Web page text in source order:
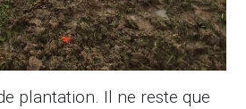
plantation. Il ne reste que